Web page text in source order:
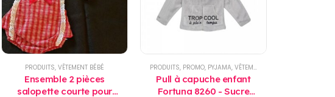
PRODUITS, VÊTEMENT BÉBÉ
Ensemble 2 pièces
salopette courte pour
PRODUITS, PROMO, PYJAMA, VÊTEMENT BÉBÉ
Pull à capuche enfant
Fortuna 8260 - Sucre